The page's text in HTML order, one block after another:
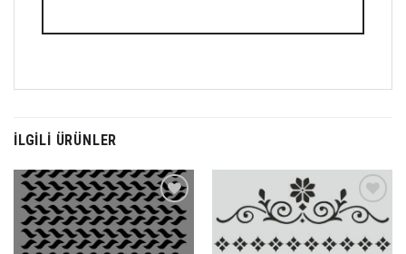
İLGILI ÜRÜNLER
Favorilerime
Ekle
Favorilerime
Ekle